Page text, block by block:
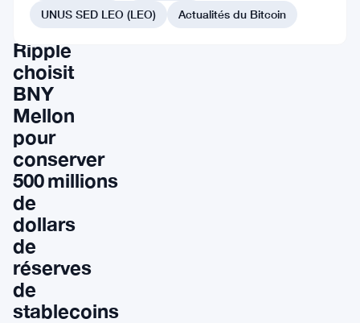
alors
Ripple
choisit
BNY
Mellon
pour
conserver
500 millions
de
dollars
de
réserves
de
stablecoins
UNUS SED LEO (LEO)
Actualités du Bitcoin